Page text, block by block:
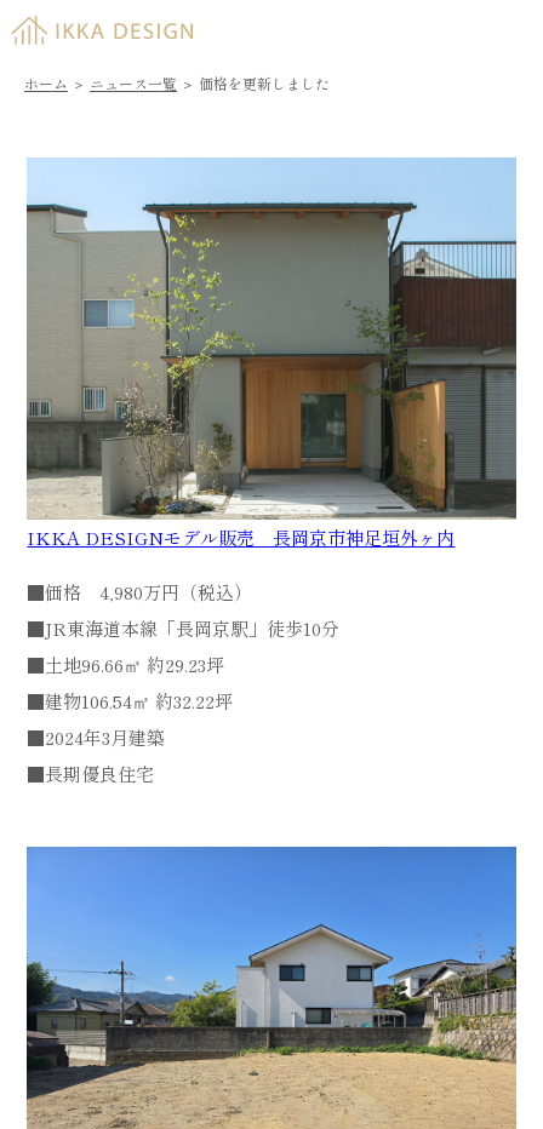
ホーム ＞ ニュース一覧 ＞ 価格を更新しました
IKKA DESIGNモデル販売 長岡京市神足垣外ヶ内
■価格 4,980万円（税込）
■JR東海道本線「長岡京駅」徒歩10分
■土地96.66㎡ 約29.23坪
■建物106.54㎡ 約32.22坪
■2024年3月建築
■長期優良住宅